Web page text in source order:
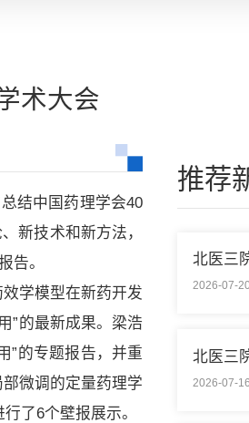
术大会
结中国药理学会40
新技术和新方法，
告。
学模型在新药开发
”的最新成果。梁浩
”的专题报告，并重
微调的定量药理学
了6个壁报展示。
推荐
2026-07-20
2026-07-16